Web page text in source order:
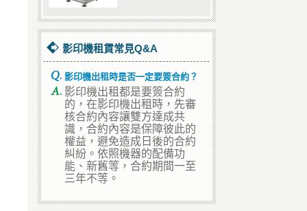
影印機租賃常見Q&A
影印機出租時是否一定要簽合約？
影印機出租都是要簽合約
的，在影印機出租時，先審
核合約內容讓雙方達成共
識，合約內容是保障彼此的
權益，避免造成日後的合約
糾紛。依照機器的配備功
能、新舊等，合約期間一至
三年不等。